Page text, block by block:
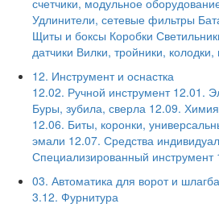
счетчики, модульное
Удлинители, сетевые фильтры
Щиты и боксы Коробки
датчики Вилки, тройники,
12. Инструмент и оснастка
12.02. Ручной инструмент 12.01.
Буры, зубила, сверла 12.09. Химия
12.06. Биты, коронки,
эмали 12.07. Средства
Специализированный инструмент
03. Автоматика для ворот и
3.12. Фурнитура